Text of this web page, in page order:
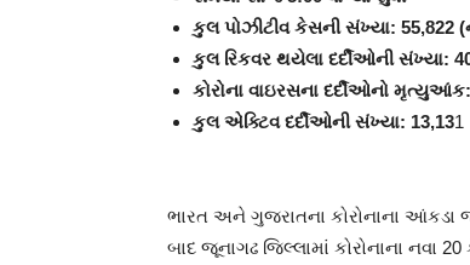
કુલ પોઝીટીવ કેસની સંખ્યા: 55,822
કુલ રિકવર થયેલા દર્દીઓની સંખ્યા:
કોરોના વાઇરસના દર્દીઓનો
કુલ એક્ટિવ દર્દીઓની સંખ્યા: 13,131
ભારત અને ગુજરાતના કોરોનાના આંકડા
બાદ જૂનાગઢ જિલ્લામાં કોરોનાના નવા